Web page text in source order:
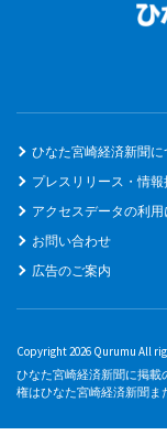
ひなた宮崎経済新聞に
プレスリリース・情
アクセスデータの利用
お問い合わせ
広告のご案内
Copyright 2026 Qurumu All
ひなた宮崎経済新聞に掲載
権はひなた宮崎経済新聞ま